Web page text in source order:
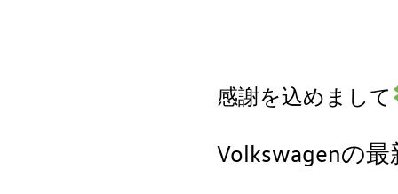
感謝を込めまして
Volkswagenの